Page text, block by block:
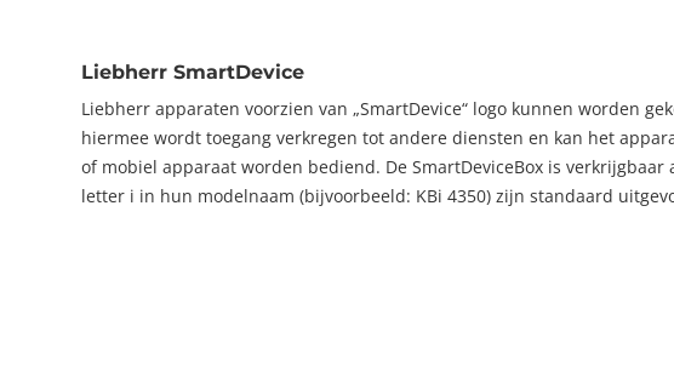
Liebherr SmartDevice
Liebherr apparaten voorzien van „SmartDevice“ logo kunnen worden
hiermee wordt toegang verkregen tot andere diensten en kan het
of mobiel apparaat worden bediend. De SmartDeviceBox is verkrijgbaar
letter i in hun modelnaam (bijvoorbeeld: KBi 4350) zijn standaard